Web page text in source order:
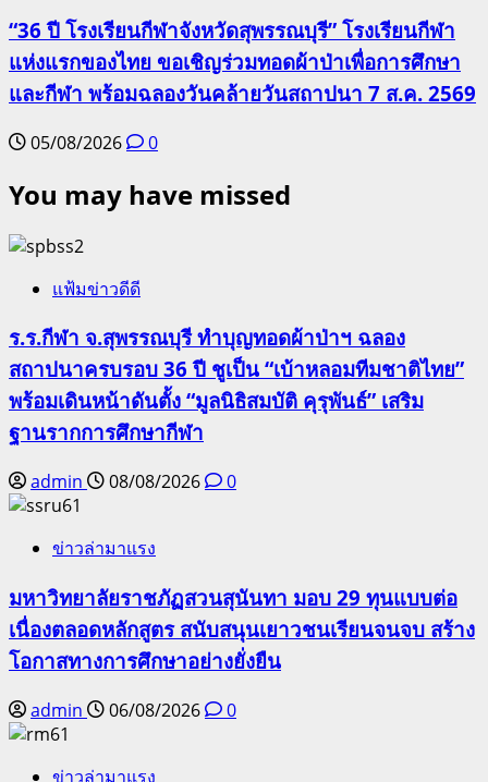
“36 ปี โรงเรียนกีฬาจังหวัดสุพรรณบุรี” โรงเรียนกีฬา
แห่งแรกของไทย ขอเชิญร่วมทอดผ้าป่าเพื่อการศึกษา
และกีฬา พร้อมฉลองวันคล้ายวันสถาปนา 7 ส.ค. 2569
05/08/2026 0
You may have missed
แฟ้มข่าวดีดี
ร.ร.กีฬา จ.สุพรรณบุรี ทำบุญทอดผ้าป่าฯ ฉลอง
สถาปนาครบรอบ 36 ปี ชูเป็น “เบ้าหลอมทีมชาติไทย”
พร้อมเดินหน้าดันตั้ง “มูลนิธิสมบัติ คุรุพันธ์” เสริม
ฐานรากการศึกษากีฬา
admin 08/08/2026 0
ข่าวล่ามาแรง
มหาวิทยาลัยราชภัฏสวนสุนันทา มอบ 29 ทุนแบบต่อ
เนื่องตลอดหลักสูตร สนับสนุนเยาวชนเรียนจนจบ สร้าง
โอกาสทางการศึกษาอย่างยั่งยืน
admin 06/08/2026 0
ข่าวล่ามาแรง